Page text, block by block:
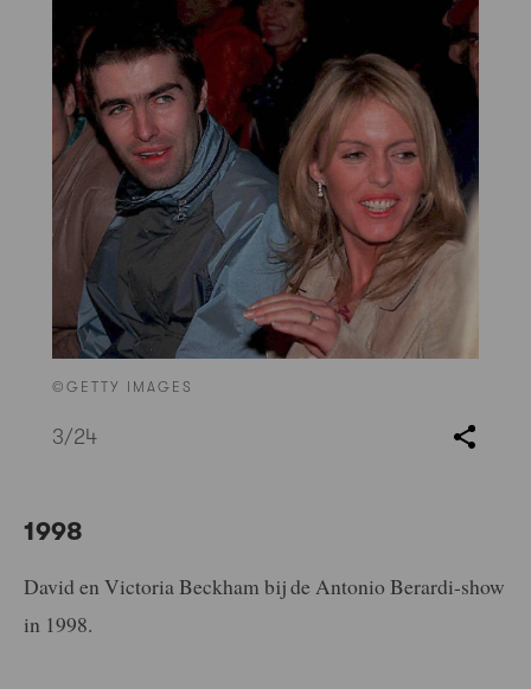
©GETTY IMAGES
3/24
1998
David en Victoria Beckham bij de Antonio Berardi-show
in 1998.